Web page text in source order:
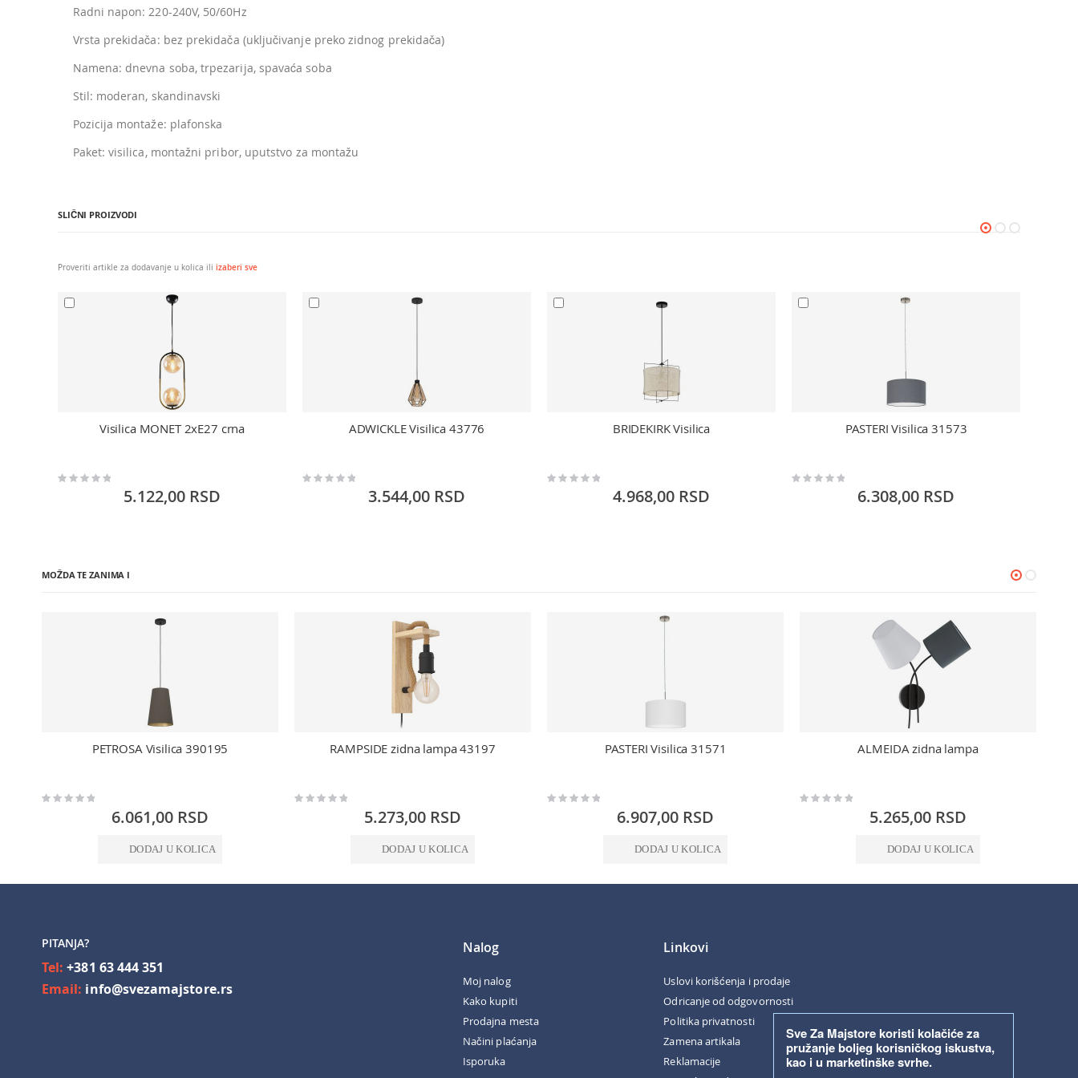
Sve Za Majstore koristi kolačiće za
pružanje boljeg korisničkog iskustva,
kao i u marketinške svrhe.
Radni napon: 220-240V, 50/60Hz
Vrsta prekidača: bez prekidača (uključivanje preko zidnog prekidača)
Namena: dnevna soba, trpezarija, spavaća soba
Stil: moderan, skandinavski
Pozicija montaže: plafonska
Paket: visilica, montažni pribor, uputstvo za montažu
SLIČNI PROIZVODI
Proveriti artikle za dodavanje u kolica ili izaberi sve
Visilica MONET 2xE27 crna
Rating:
5.122,00 RSD
ADWICKLE Visilica 43776
Rating:
3.544,00 RSD
BRIDEKIRK Visilica
Rating:
4.968,00 RSD
PASTERI Visilica 31573
Rating:
6.308,00 RSD
MOŽDA TE ZANIMA I
PETROSA Visilica 390195
Rating:
6.061,00 RSD
DODAJ U KOLICA
RAMPSIDE zidna lampa 43197
Rating:
5.273,00 RSD
DODAJ U KOLICA
PASTERI Visilica 31571
Rating:
6.907,00 RSD
DODAJ U KOLICA
ALMEIDA zidna lampa
Rating:
5.265,00 RSD
DODAJ U KOLICA
PITANJA?
Tel:+381 63 444 351
Email: info@svezamajstore.rs
Nalog
Moj nalog
Kako kupiti
Prodajna mesta
Načini plaćanja
Isporuka
Linkovi
Uslovi korišćenja i prodaje
Odricanje od odgovornosti
Politika privatnosti
Zamena artikala
Reklamacije